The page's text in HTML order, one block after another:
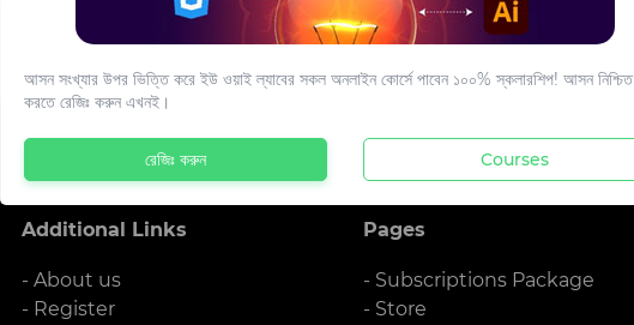
Additional Links
- About us
- Register
Pages
- Subscriptions Package
- Store
আসন সংখ্যার উপর ভিত্তি করে ইউ ওয়াই ল্যাবের সকল অনলাইন কোর্সে পাবেন ১০০% স্কলারশিপ! আসন নিশ্চিত
করতে রেজিঃ করুন এখনই।
রেজিঃ করুন Courses